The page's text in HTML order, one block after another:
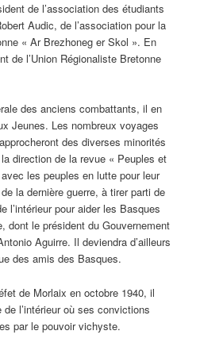
de l’association des étudiants
Audic, de l’association pour la
« Ar Brezhoneg er Skol ». En
de l’Union Régionaliste Bretonne
des anciens combattants, il en
Jeunes. Les nombreux voyages
des diverses minorités
direction de la revue « Peuples et
les peuples en lutte pour leur
la dernière guerre, à tirer parti de
l’intérieur pour aider les Basques
dont le président du Gouvernement
Aguirre. Il deviendra d’ailleurs
des amis des Basques.
de Morlaix en octobre 1940, il
l’intérieur où ses convictions
par le pouvoir vichyste.